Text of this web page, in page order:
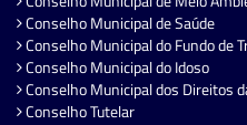
Conselho Municipal de Saúde
Conselho Municipal do Fundo de
Conselho Municipal do Idoso
Conselho Municipal dos Direitos
Conselho Tutelar